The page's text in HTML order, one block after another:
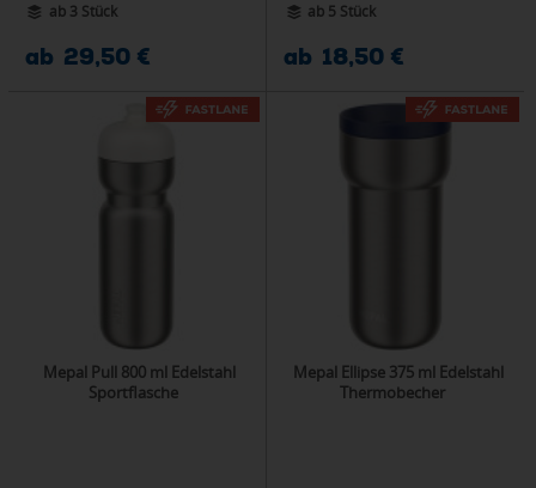
ab 3 Stück
ab 29,50 €
ab 5 Stück
ab 18,50 €
Mepal Pull 800 ml Edelstahl
Sportflasche
Mepal Ellipse 375 ml Edelstahl
Thermobecher